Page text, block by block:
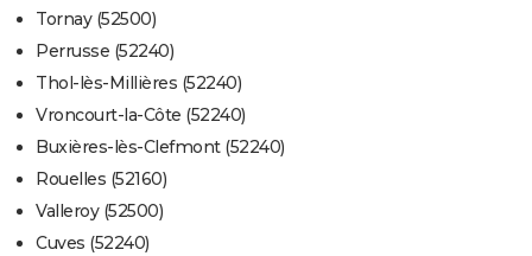
Tornay (52500)
Perrusse (52240)
Thol-lès-Millières (52240)
Vroncourt-la-Côte (52240)
Buxières-lès-Clefmont (52240)
Rouelles (52160)
Valleroy (52500)
Cuves (52240)